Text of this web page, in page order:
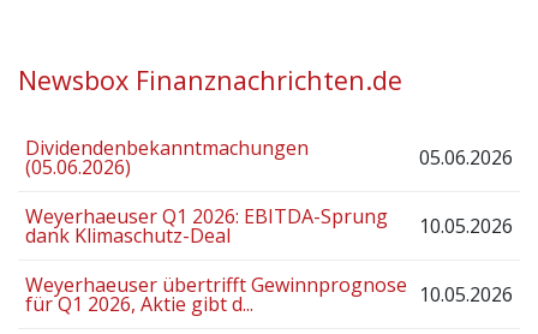
Newsbox Finanznachrichten.de
Dividendenbekanntmachungen
(05.06.2026) 05.06.2026
Weyerhaeuser Q1 2026: EBITDA-Sprung
dank Klimaschutz-Deal 10.05.2026
Weyerhaeuser übertrifft Gewinnprognose
für Q1 2026, Aktie gibt d... 10.05.2026